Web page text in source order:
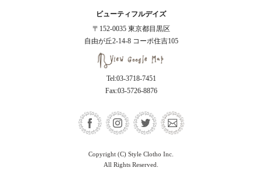
ビューティフルデイズ
〒152-0035 東京都目黒区
自由が丘2-14-8 コーポ住吉105
Tel:03-3718-7451
Fax:03-5726-8876
Copyright (C) Style Clotho Inc.
All Rights Reserved.